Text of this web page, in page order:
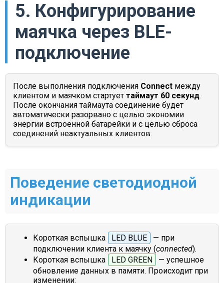
5. Конфигурирование
маячка через BLE-
подключение
После выполнения подключения Connect между
клиентом и маячком стартует таймаут 60 секунд.
После окончания таймаута соединение будет
автоматически разорвано с целью экономии
энергии встроенной батарейки и с целью сброса
соединений неактуальных клиентов.
Поведение светодиодной
индикации
Короткая вспышка LED BLUE
— при
подключении клиента к маячку (connected).
Короткая вспышка
LED GREEN
— успешное
обновление данных в памяти. Происходит при
изменении: